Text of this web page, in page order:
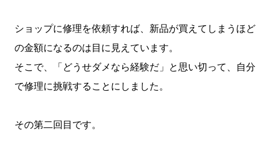
ショップに修理を依頼すれば、新品が買えてしまうほど
の金額になるのは目に見えています。
そこで、「どうせダメなら経験だ」と思い切って、自分
で修理に挑戦することにしました。
その第二回目です。